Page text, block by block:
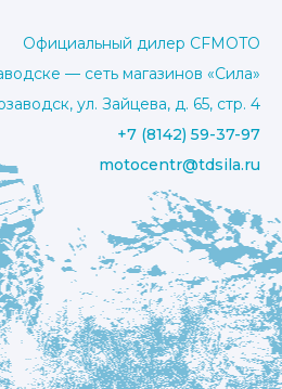
Официальный дилер CFMOTO
— сеть магазинов «Сила»
ул. Зайцева, д. 65, стр. 4
+7 (8142) 59-37-97
motocentr@tdsila.ru